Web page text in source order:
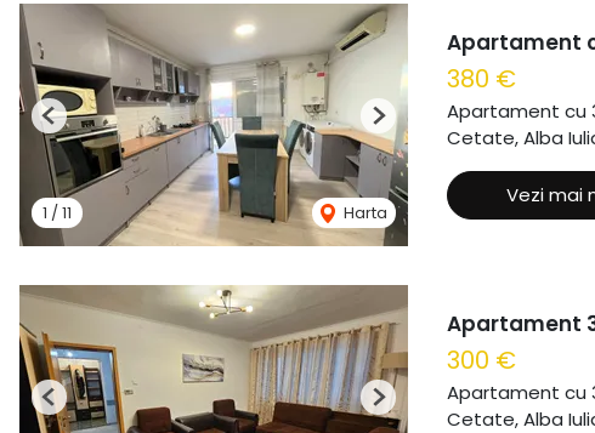
1 /11 Harta
Previous Next
Apartament
380 €
Apartament cu
Cetate, Alba
Vezi mai
Previous Next
Apartament
300 €
Apartament cu
Cetate, Alba